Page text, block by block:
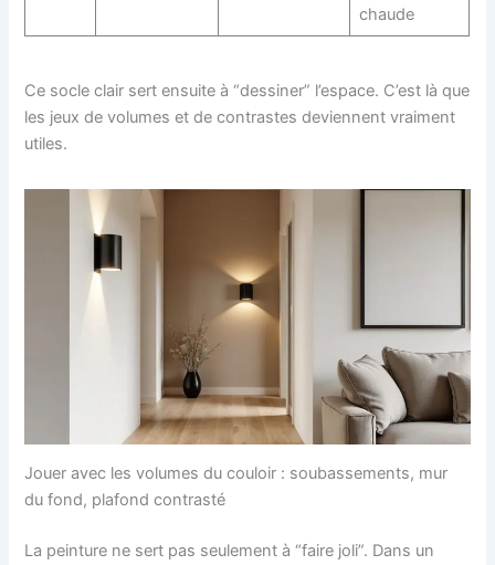
chaude
Ce socle clair sert ensuite à “dessiner” l’espace. C’est là que
les jeux de volumes et de contrastes deviennent vraiment
utiles.
Jouer avec les volumes du couloir : soubassements, mur
du fond, plafond contrasté
La peinture ne sert pas seulement à “faire joli”. Dans un